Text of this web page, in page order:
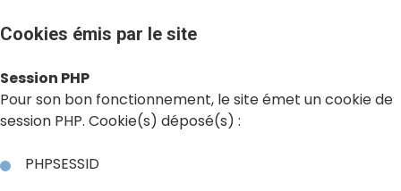
Cookies émis par le site
Session PHP
Pour son bon fonctionnement, le site émet un cookie de
session PHP. Cookie(s) déposé(s) :
PHPSESSID